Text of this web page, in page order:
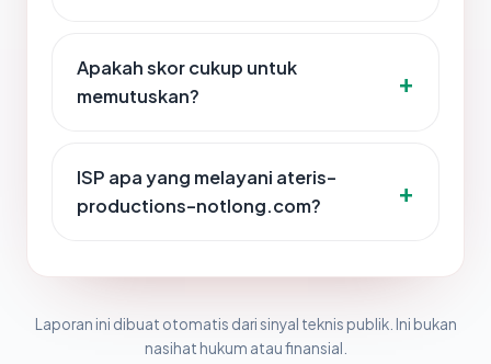
Apakah skor cukup untuk
memutuskan?
ISP apa yang melayani ateris-
productions-notlong.com?
Laporan ini dibuat otomatis dari sinyal teknis publik. Ini bukan
nasihat hukum atau finansial.